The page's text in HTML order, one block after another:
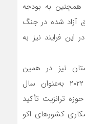
به بودجه
مناطق آزاد شده در جنگ
فرایند نیز به
نیز در همین
چارچوب، با پیشنهاد نام‌گذاری سال ۲۰۲۲ به‌عنوان سال
ترانزیت تأکید
کشورهای اکو